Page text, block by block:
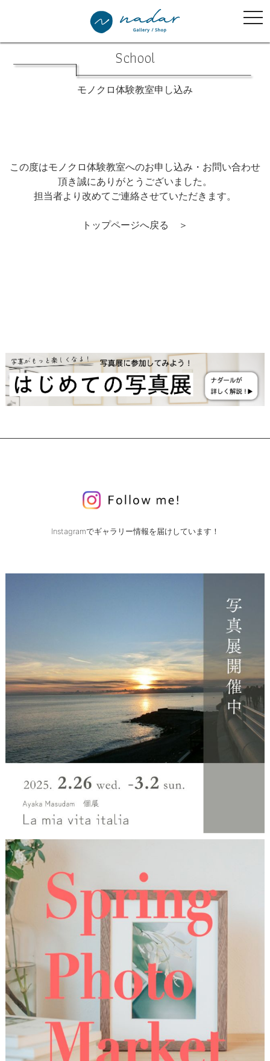
School
モノクロ体験教室申し込み
この度はモノクロ体験教室へのお申し込み・お問い合わせ
頂き誠にありがとうございました。
担当者より改めてご連絡させていただきます。
トップページへ戻る ＞
Instagramでギャラリー情報を届けしています！